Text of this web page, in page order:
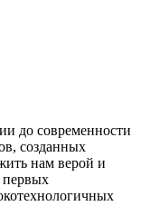
до современности
созданных
нам верой и
первых